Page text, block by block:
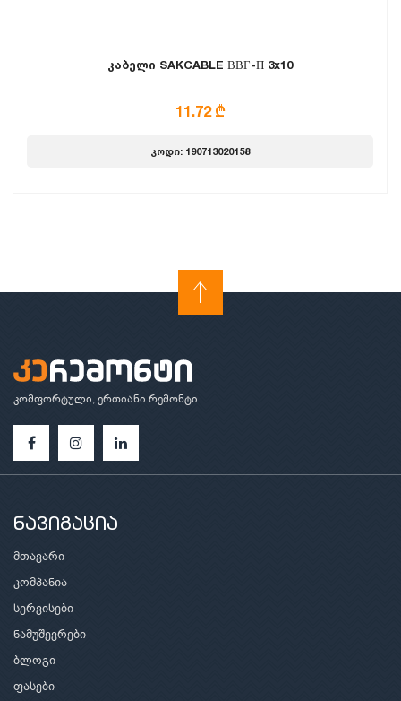
კაბელი SAKCABLE ВВГ-П 3x10
11.72 ₾
კოდი: 190713020158
კომფორტული, ერთიანი რემონტი.
ნავიგაცია
მთავარი
კომპანია
სერვისები
ნამუშევრები
ბლოგი
ფასები